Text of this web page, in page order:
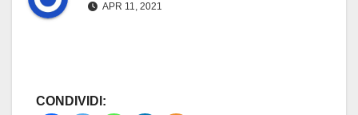
APR 11, 2021
CONDIVIDI: